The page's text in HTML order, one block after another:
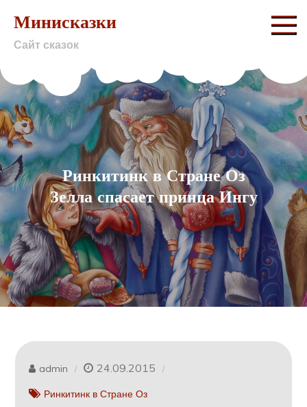
content
Минисказки
Сайт сказок
Ринкитинк в Стране Оз
Зелла спасает принца Ингу
admin 24.09.2015
Ринкитинк в Стране Оз